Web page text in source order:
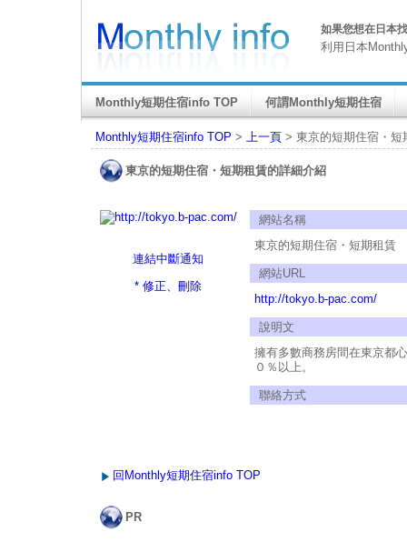
如果您想在日本
利用日本
Monthly短期住宿info TOP 何謂Monthly短期住宿
Monthly短期住宿info TOP > 上一頁 > 東京的短期住宿・短
東京的短期住宿・短期租賃的詳細介紹
連結中斷通知
* 修正、刪除
網站名稱
東京的短期住宿・短期租賃
網站URL
http://tokyo.b-pac.com/
說明文
擁有多數商務房間在東京都
０％以上。
聯絡方式
回Monthly短期住宿info TOP
PR